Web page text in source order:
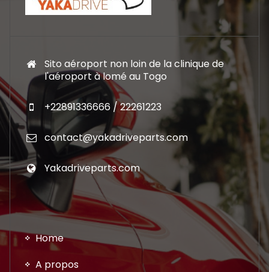
Sito aéroport non loin de la clinique de
l'aéroport à lomé au Togo
+22891336666 / 22261223
contact@yakadriveparts.com
Yakadriveparts.com
Home
A propos